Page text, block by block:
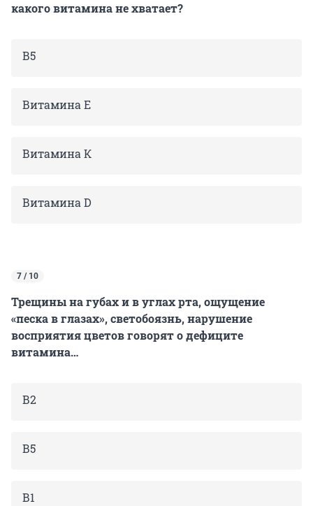
какого витамина не хватает?
В5
Витамина Е
Витамина К
Витамина D
7 / 10
Трещины на губах и в углах рта, ощущение
«песка в глазах», светобоязнь, нарушение
восприятия цветов говорят о дефиците
витамина…
В2
В5
В1